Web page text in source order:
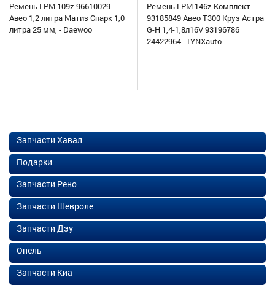
Ремень ГРМ 109z 96610029
Авео 1,2 литра Матиз Спарк 1,0
литра 25 мм, - Daewoo
Ремень ГРМ 146z Комплект
93185849 Авео Т300 Круз Астра
G-H 1,4-1,8л16V 93196786
24422964 - LYNXauto
Запчасти Хавал
Подарки
Запчасти Рено
Запчасти Шевроле
Запчасти Дэу
Опель
Запчасти Киа